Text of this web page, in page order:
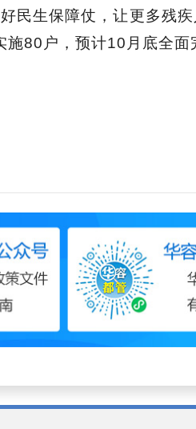
好民生保障仗，让更多残
80户，预计10月底全面